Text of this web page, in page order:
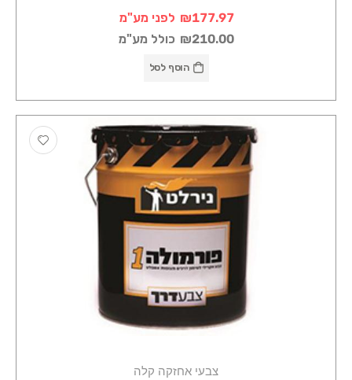
₪177.97 לפני מע"מ
₪210.00 כולל מע"מ
הוסף לסל
צבעי אחזקה קלה